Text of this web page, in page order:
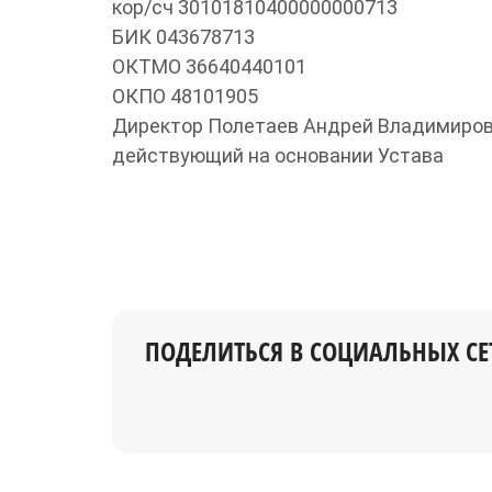
кор/сч 30101810400000000713
БИК 043678713
ОКТМО 36640440101
ОКПО 48101905
Директор Полетаев Андрей
действующий на основании Устава
ПОДЕЛИТЬСЯ В СОЦИАЛЬНЫХ